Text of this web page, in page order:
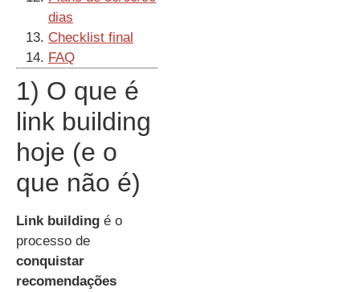
dias
Checklist final
FAQ
1) O que é
link building
hoje (e o
que não é)
Link building é o
processo de
conquistar
recomendações